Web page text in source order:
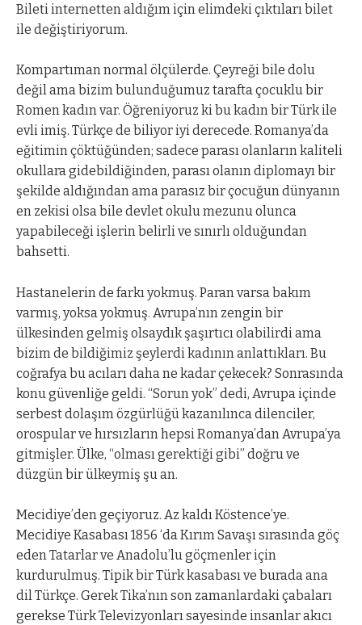
Bileti internetten aldığım için elimdeki çıktıları bilet
ile değiştiriyorum.
Kompartıman normal ölçülerde. Çeyreği bile dolu
değil ama bizim bulunduğumuz tarafta çocuklu bir
Romen kadın var. Öğreniyoruz ki bu kadın bir Türk ile
evli imiş. Türkçe de biliyor iyi derecede. Romanya’da
eğitimin çöktüğünden; sadece parası olanların kaliteli
okullara gidebildiğinden, parası olanın diplomayı bir
şekilde aldığından ama parasız bir çocuğun dünyanın
en zekisi olsa bile devlet okulu mezunu olunca
yapabileceği işlerin belirli ve sınırlı olduğundan
bahsetti.
Hastanelerin de farkı yokmuş. Paran varsa bakım
varmış, yoksa yokmuş. Avrupa’nın zengin bir
ülkesinden gelmiş olsaydık şaşırtıcı olabilirdi ama
bizim de bildiğimiz şeylerdi kadının anlattıkları. Bu
coğrafya bu acıları daha ne kadar çekecek? Sonrasında
konu güvenliğe geldi. “Sorun yok” dedi, Avrupa içinde
serbest dolaşım özgürlüğü kazanılınca dilenciler,
orospular ve hırsızların hepsi Romanya’dan Avrupa’ya
gitmişler. Ülke, “olması gerektiği gibi” doğru ve
düzgün bir ülkeymiş şu an.
Mecidiye’den geçiyoruz. Az kaldı Köstence’ye.
Mecidiye Kasabası 1856 ‘da Kırım Savaşı sırasında göç
eden Tatarlar ve Anadolu’lu göçmenler için
kurdurulmuş. Tipik bir Türk kasabası ve burada ana
dil Türkçe. Gerek Tika’nın son zamanlardaki çabaları
gerekse Türk Televizyonları sayesinde insanlar akıcı